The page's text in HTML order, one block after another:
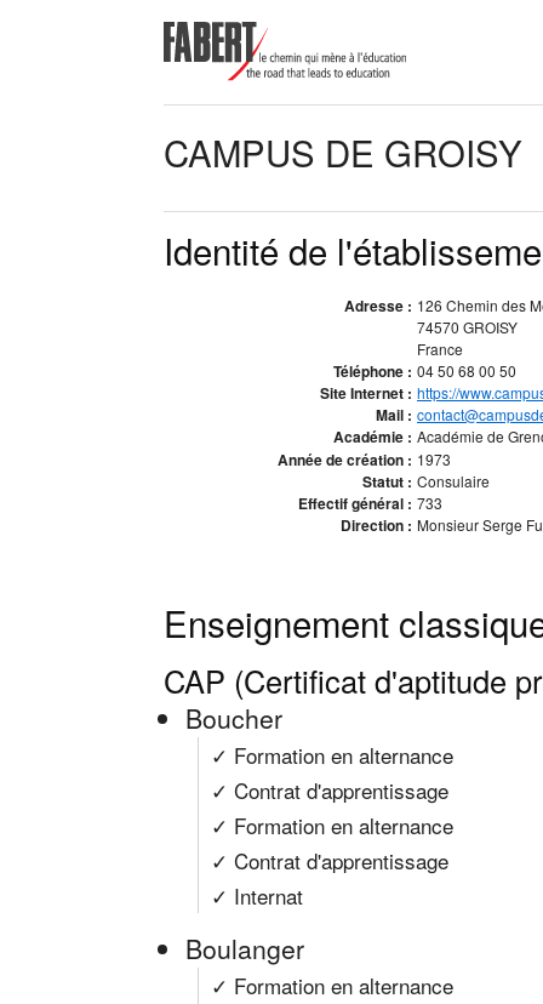
CAMPUS DE GROISY
Identité de
Adresse : 126 Chemin des
74570 GROISY
France
Téléphone : 04 50 68 00 50
Site Internet : https://
Mail :
Académie : Académie de
Année de création : 1973
Statut : Consulaire
Effectif général : 733
Direction : Monsieur Serge
Enseignement
CAP (Certificat d'aptitude
Boucher
✓ Formation en alternance
✓ Contrat d'apprentissage
✓ Formation en alternance
✓ Contrat d'apprentissage
✓ Internat
Boulanger
✓ Formation en alternance